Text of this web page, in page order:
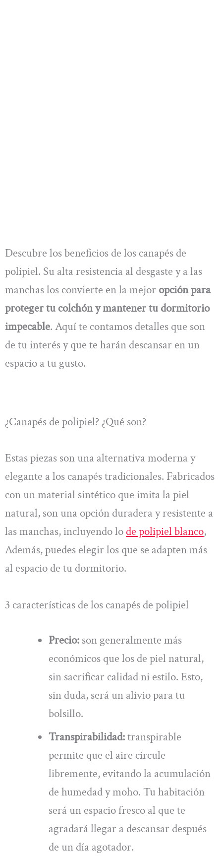
Descubre los beneficios de los canapés de
polipiel. Su alta resistencia al desgaste y a las
manchas los convierte en la mejor opción para
proteger tu colchón y mantener tu dormitorio
impecable. Aquí te contamos detalles que son
de tu interés y que te harán descansar en un
espacio a tu gusto.
¿Canapés de polipiel? ¿Qué son?
Estas piezas son una alternativa moderna y
elegante a los canapés tradicionales. Fabricados
con un material sintético que imita la piel
natural, son una opción duradera y resistente a
las manchas, incluyendo lode polipiel blanco,
Además, puedes elegir los que se adapten más
al espacio de tu dormitorio.
3 características de los canapés de polipiel
Precio: son generalmente más
económicos que los de piel natural,
sin sacrificar calidad ni estilo. Esto,
sin duda, será un alivio para tu
bolsillo.
Transpirabilidad:transpirable
permite que el aire circule
libremente, evitando la acumulación
de humedad y moho. Tu habitación
será un espacio fresco al que te
agradará llegar a descansar después
de un día agotador.